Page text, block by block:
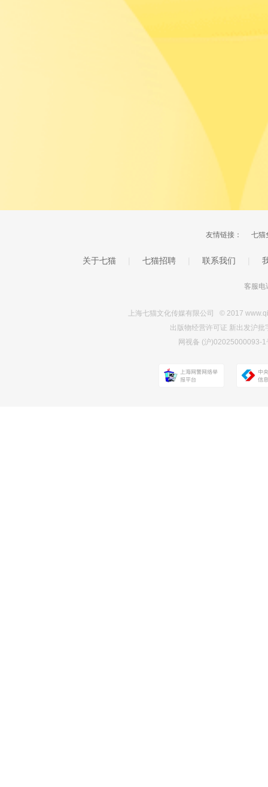
友情链接： 七猫
关于七猫 七猫招聘 联系我们
客服电
上海七猫文化传媒有限公司 © 2017
出版物经营许可证 新出发沪
网视备 (沪)02025000093-